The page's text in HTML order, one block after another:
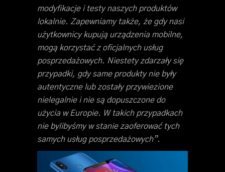
modyfikacje i testy naszych produktów
lokalnie. Zapewniamy także, że gdy nasi
użytkownicy kupują urządzenia mobilne,
mogą korzystać z oficjalnych usług
posprzedażowych. Niestety zdarzały się
przypadki, gdy same produkty nie były
autentyczne lub zostały przywiezione
nielegalnie i nie są dopuszczone do
użycia w Europie. W takich przypadkach
nie bylibyśmy w stanie zaoferować tych
samych usług posprzedażowych”.